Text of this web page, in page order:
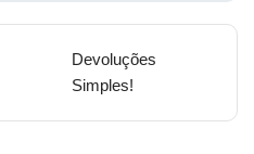
Devoluções
Simples!